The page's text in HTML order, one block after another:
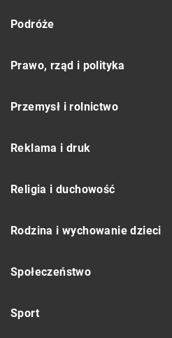
Podróże
Prawo, rząd i polityka
Przemysł i rolnictwo
Reklama i druk
Religia i duchowość
Rodzina i wychowanie dzieci
Społeczeństwo
Sport